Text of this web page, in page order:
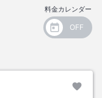
料金カレンダー